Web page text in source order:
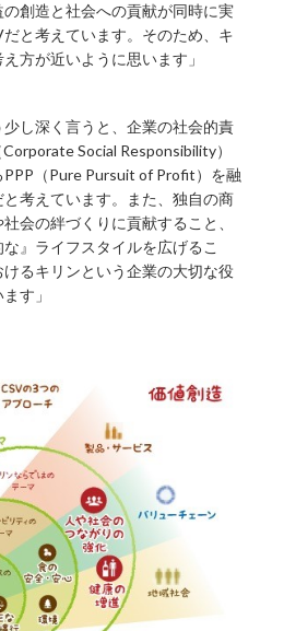
創造と社会への貢献が同時に実
と考えています。そのため、キ
方が近いように思います」
し深く言うと、企業の社会的責
Social Responsibility）
PPP（Pure Pursuit of Profit）を融
考えています。また、独自の商
会の絆づくりに貢献すること、
』ライフスタイルを広げるこ
るキリンという企業の大切な役
す」